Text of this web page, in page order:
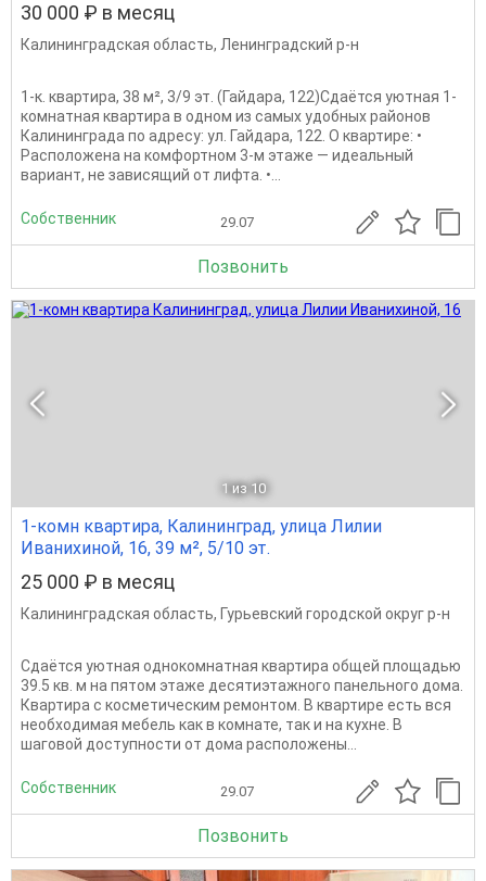
30 000 ₽ в месяц
Калининградская область, Ленинградский р-н
1-к. квартира, 38 м², 3/9 эт. (Гайдара, 122)Сдаётся уютная 1-
комнатная квартира в одном из самых удобных районов
Калининграда по адресу: ул. Гайдара, 122. О квартире: •
Расположена на комфортном 3-м этаже — идеальный
вариант, не зависящий от лифта. •...
Собственник 29.07
Позвонить
1 из 10
1-комн квартира, Калининград, улица Лилии
Иванихиной, 16, 39 м², 5/10 эт.
25 000 ₽ в месяц
Калининградская область, Гурьевский городской округ р-н
Сдаётся уютная однокомнатная квартира общей площадью
39.5 кв. м на пятом этаже десятиэтажного панельного дома.
Квартира с косметическим ремонтом. В квартире есть вся
необходимая мебель как в комнате, так и на кухне. В
шаговой доступности от дома расположены...
Собственник 29.07
Позвонить